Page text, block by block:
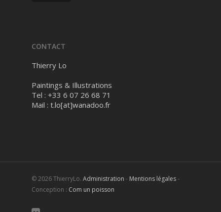
CONTACT
Thierry Lo
Paintings & Illustrations
Tel : +33 6 07 26 68 71
Mail : t.lo[at]wanadoo.fr
© 2026 ThierryLo. Administration - Mentions légales-
Conception : Com un poisson